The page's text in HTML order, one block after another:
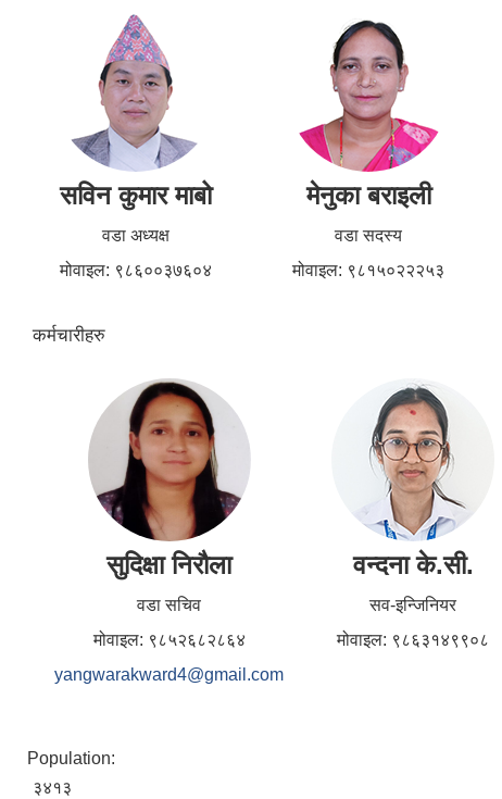
सविन कुमार माबो
वडा अध्यक्ष
मोवाइल: ९८६००३७६०४
मेनुका बराइली
वडा सदस्य
मोवाइल: ९८१५०२२२५३
कर्मचारीहरु
सुदिक्षा निरौला
वडा सचिव
मोवाइल: ९८५२६८२८६४
yangwarakward4@gmail.com
वन्दना के.सी.
सव-इन्जिनियर
मोवाइल: ९८६३१४९९०८
Population:
३४१३